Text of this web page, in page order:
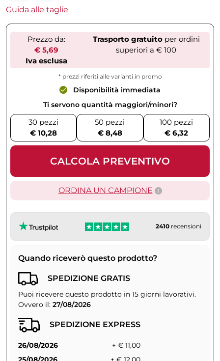
Guida alle taglie
Prezzo da:
€ 5,69
Iva esclusa
Trasporto gratuitoper ordini
superiori a € 100
* prezzi riferiti alle varianti in promo
Disponibilità immediata
Ti servono quantità maggiori/minori?
30 pezzi
€ 10,28
50 pezzi
€ 8,48
100 pezzi
€ 6,32
CALCOLA PREVENTIVO
ORDINA UN CAMPIONE
2410 recensioni
Quando riceverò questo prodotto?
SPEDIZIONE GRATIS
Puoi ricevere questo prodotto in 15 giorni lavorativi.
Ovvero il: 27/08/2026
SPEDIZIONE EXPRESS
26/08/2026
+ € 11,00